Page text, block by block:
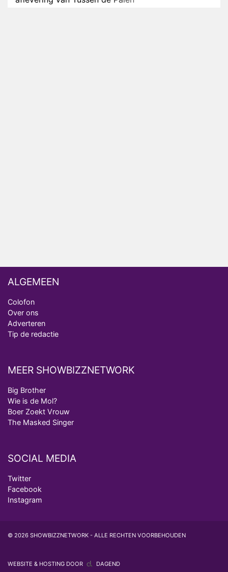
ALGEMEEN
Colofon
Over ons
Adverteren
Tip de redactie
MEER SHOWBIZZNETWORK
Big Brother
Wie is de Mol?
Boer Zoekt Vrouw
The Masked Singer
SOCIAL MEDIA
Twitter
Facebook
Instagram
© 2026 SHOWBIZZNETWORK - ALLE RECHTEN VOORBEHOUDEN
WEBSITE & HOSTING DOOR DAGEND